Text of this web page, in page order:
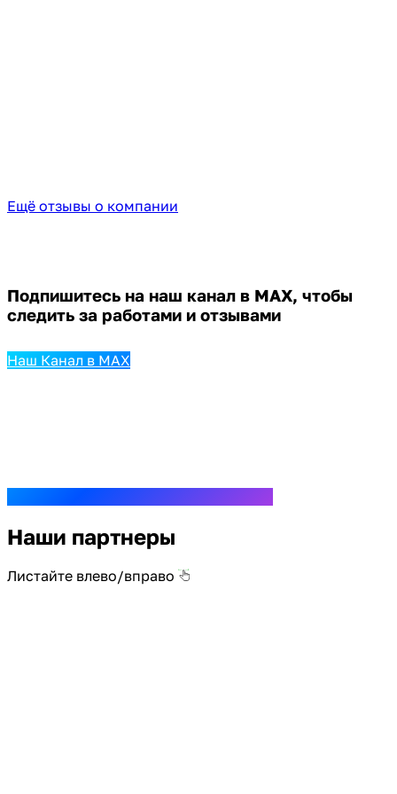
Ещё отзывы о компании
Подпишитесь на наш канал в MAX, чтобы
следить за работами и отзывами
Наш Канал в MAX
Наши партнеры
Листайте влево/вправо